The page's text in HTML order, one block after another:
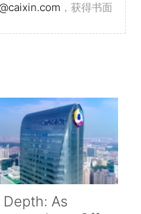
，获得书面
Depth: As